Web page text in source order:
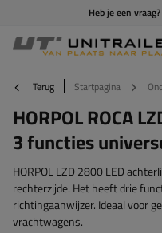
Heb je een
Terug Startpagina
HORPOL ROCA
3 functies
HORPOL LZD 2800 LED
rechterzijde. Het heeft drie
richtingaanwijzer. Ideaal voor
vrachtwagens.